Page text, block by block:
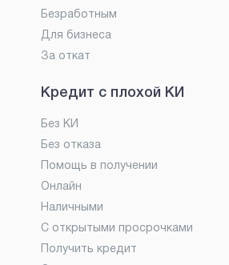
Безработным
Для бизнеса
За откат
Кредит с плохой КИ
Без КИ
Без отказа
Помощь в получении
Онлайн
Наличными
С открытыми просрочками
Получить кредит